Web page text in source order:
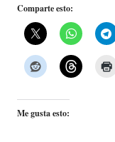
Comparte esto:
Me gusta esto: